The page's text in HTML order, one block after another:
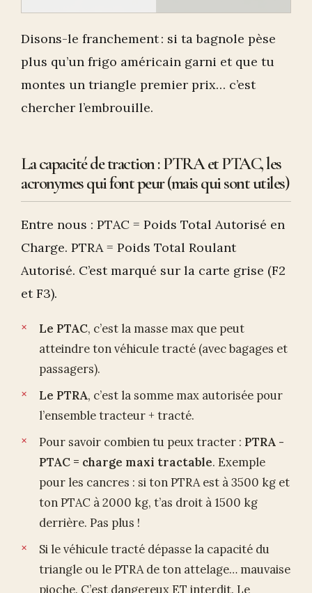
Disons-le franchement : si ta bagnole pèse
plus qu’un frigo américain garni et que tu
montes un triangle premier prix… c’est
chercher l’embrouille.
La capacité de traction : PTRA et PTAC, les
acronymes qui font peur (mais qui sont utiles)
Entre nous : PTAC = Poids Total Autorisé en
Charge. PTRA = Poids Total Roulant
Autorisé. C’est marqué sur la carte grise (F2
et F3).
Le PTAC, c’est la masse max que peut
atteindre ton véhicule tracté (avec bagages et
passagers).
Le PTRA, c’est la somme max autorisée pour
l’ensemble tracteur + tracté.
Pour savoir combien tu peux tracter : PTRA -
PTAC = charge maxi tractable. Exemple
pour les cancres : si ton PTRA est à 3500 kg et
ton PTAC à 2000 kg, t’as droit à 1500 kg
derrière. Pas plus !
Si le véhicule tracté dépasse la capacité du
triangle ou le PTRA de ton attelage… mauvaise
pioche. C’est dangereux ET interdit. Le